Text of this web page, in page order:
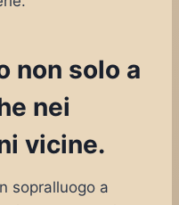
non solo a
nei
vicine.
sopralluogo a